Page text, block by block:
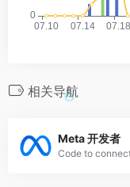
相关导航
Meta 开发者